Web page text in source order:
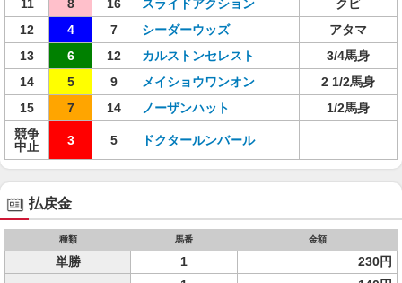
11
8 16 スライドアクション
クビ
12
4 7 シーダーウッズ
アタマ
13
6 12 カルストンセレスト
3/4馬身
14
5 9 メイショウワンオン
2 1/2馬身
15
7 14 ノーザンハット
1/2馬身
競争
中止
3 5 ドクタールンバール
払戻金
種類 馬番 金額
単勝 1 230円